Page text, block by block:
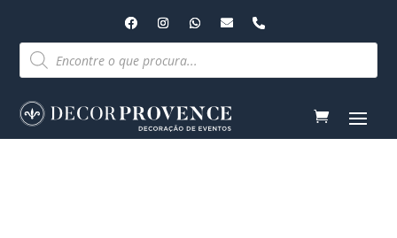
Pesquisar
produtos